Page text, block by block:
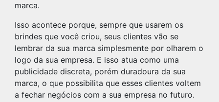
marca.
Isso acontece porque, sempre que usarem os
brindes que você criou, seus clientes vão se
lembrar da sua marca simplesmente por olharem o
logo da sua empresa. E isso atua como uma
publicidade discreta, porém duradoura da sua
marca, o que possibilita que esses clientes voltem
a fechar negócios com a sua empresa no futuro.